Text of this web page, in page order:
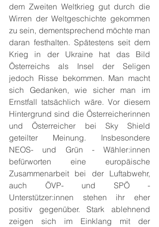
dem Zweiten Weltkrieg gut durch die
Wirren der Weltgeschichte gekommen
zu sein, dementsprechend möchte man
daran festhalten. Spätestens seit dem
Krieg in der Ukraine hat das Bild
Österreichs als Insel der Seligen
jedoch Risse bekommen. Man macht
sich Gedanken, wie sicher man im
Ernstfall tatsächlich wäre. Vor diesem
Hintergrund sind die Österreicherinnen
und Österreicher bei Sky Shield
geteilter Meinung. Insbesondere
NEOS- und Grün - Wähler:innen
befürworten eine europäische
Zusammenarbeit bei der Luftabwehr,
auch ÖVP- und SPÖ -
Unterstützer:innen stehen ihr eher
positiv gegenüber. Stark ablehnend
zeigen sich im Einklang mit der